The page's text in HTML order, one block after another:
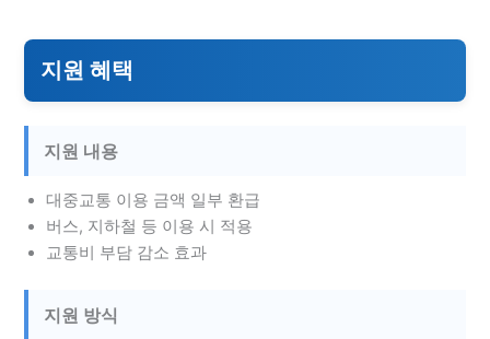
지원 혜택
지원 내용
대중교통 이용 금액 일부 환급
버스, 지하철 등 이용 시 적용
교통비 부담 감소 효과
지원 방식